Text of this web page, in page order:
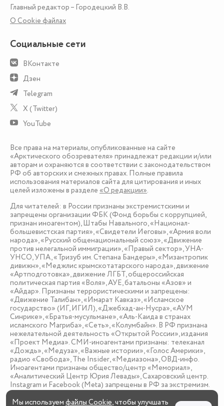
Главный редактор – Городецкий В.В.
О Сookie файлах
Социальные сети
ВКонтакте
Дзен
Telegram
X (Twitter)
YouTube
Все права на материалы, опубликованные на сайте
«Арктического обозревателя» принадлежат редакции и/или
авторам и охраняются в соответствии с законодательством
РФ об авторских и смежных правах. Полные правила
использования материалов сайта для цитирования и иных
целей изложены в разделе «О редакции».
Для читателей: в России признаны экстремистскими и
запрещены организации ФБК (Фонд борьбы с коррупцией,
признан иноагентом), Штабы Навального, «Национал-
большевистская партия», «Свидетели Иеговы», «Армия воли
народа», «Русский общенациональный союз», «Движение
против нелегальной иммиграции», «Правый сектор», УНА-
УНСО, УПА, «Тризуб им. Степана Бандеры», «Мизантропик
дивижн», «Меджлис крымскотатарского народа», движение
«Артподготовка», движение ЛГБТ, общероссийская
политическая партия «Воля», АУЕ, батальоны «Азов» и
«Айдар». Признаны террористическими и запрещены:
«Движение Талибан», «Имарат Кавказ», «Исламское
государство» (ИГ, ИГИЛ), «Джебхад-ан-Нусра», «АУМ
Синрике», «Братья-мусульмане», «Аль-Каида в странах
исламского Магриба», «Сеть», «Колумбайн». В РФ признана
нежелательной деятельность «Открытой России», издания
«Проект Медиа». СМИ-иноагентами признаны: телеканал
«Дождь», «Медуза», «Важные истории», «Голос Америки»,
радио «Свобода», The Insider, «Медиазона», ОВД-инфо.
Иноагентами признаны общество/центр «Мемориал»,
«Аналитический Центр Юрия Левады», Сахаровский центр.
Instagram и Facebook (Metа) запрещены в РФ за экстремизм.
Мы используемфайлы Cookie, чтобы улучшать